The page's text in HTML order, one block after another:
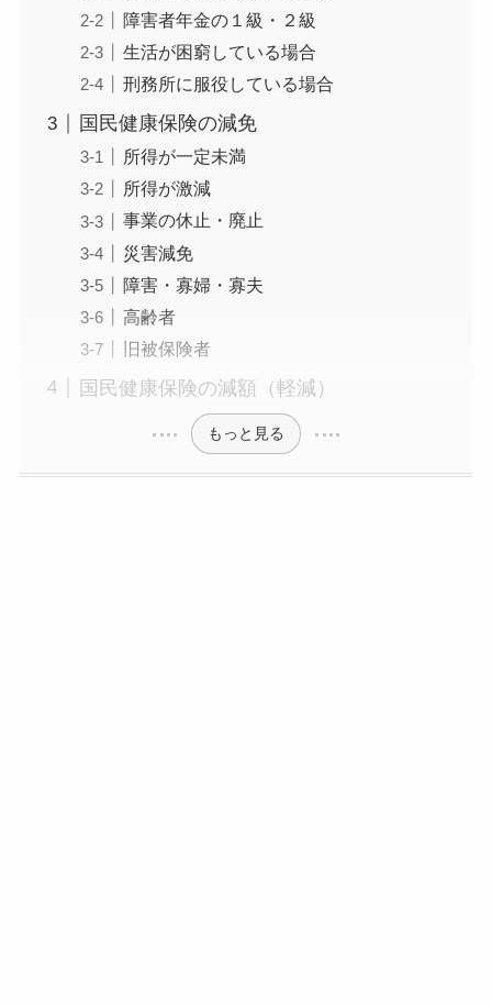
障害者年金の１級・２級
生活が困窮している場合
刑務所に服役している場合
国民健康保険の減免
所得が一定未満
所得が激減
事業の休止・廃止
災害減免
障害・寡婦・寡夫
高齢者
旧被保険者
国民健康保険の減額（軽減）
もっと見る